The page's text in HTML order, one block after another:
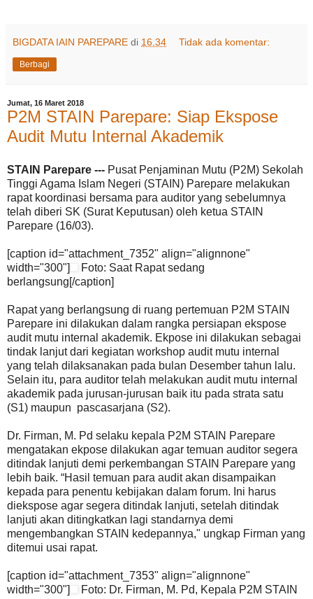
BIGDATA IAIN PAREPARE di 16.34 Tidak ada komentar:
Berbagi
Jumat, 16 Maret 2018
P2M STAIN Parepare: Siap Ekspose
Audit Mutu Internal Akademik
STAIN Parepare --- Pusat Penjaminan Mutu (P2M) Sekolah
Tinggi Agama Islam Negeri (STAIN) Parepare melakukan
rapat koordinasi bersama para auditor yang sebelumnya
telah diberi SK (Surat Keputusan) oleh ketua STAIN
Parepare (16/03).
[caption id="attachment_7352" align="alignnone"
width="300"]
Foto: Saat Rapat sedang
berlangsung[/caption]
Rapat yang berlangsung di ruang pertemuan P2M STAIN
Parepare ini dilakukan dalam rangka persiapan ekspose
audit mutu internal akademik. Ekpose ini dilakukan sebagai
tindak lanjut dari kegiatan workshop audit mutu internal
yang telah dilaksanakan pada bulan Desember tahun lalu.
Selain itu, para auditor telah melakukan audit mutu internal
akademik pada jurusan-jurusan baik itu pada strata satu
(S1) maupun pascasarjana (S2).
Dr. Firman, M. Pd selaku kepala P2M STAIN Parepare
mengatakan ekpose dilakukan agar temuan auditor segera
ditindak lanjuti demi perkembangan STAIN Parepare yang
lebih baik. “Hasil temuan para audit akan disampaikan
kepada para penentu kebijakan dalam forum. Ini harus
diekspose agar segera ditindak lanjuti, setelah ditindak
lanjuti akan ditingkatkan lagi standarnya demi
mengembangkan STAIN kedepannya," ungkap Firman yang
ditemui usai rapat.
[caption id="attachment_7353" align="alignnone"
width="300"]
Foto: Dr. Firman, M. Pd, Kepala P2M STAIN